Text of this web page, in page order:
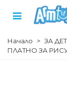
Начало > ЗА
ПЛАТНО ЗА